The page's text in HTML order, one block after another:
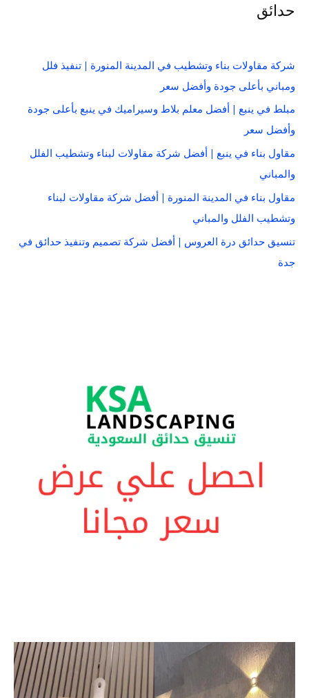
حدائق
شركة مقاولات بناء وتشطيب في المدينة المنورة | تنفيذ فلل
ومباني بأعلى جودة وأفضل سعر
مبلط في ينبع | أفضل معلم بلاط وسيراميك في ينبع بأعلى جودة
وأفضل سعر
مقاول بناء في ينبع | أفضل شركة مقاولات لبناء وتشطيب الفلل
والمباني
مقاول بناء في المدينة المنورة | أفضل شركة مقاولات لبناء
وتشطيب الفلل والمباني
تنسيق حدائق درة العروس | أفضل شركة تصميم وتنفيذ حدائق في
جدة